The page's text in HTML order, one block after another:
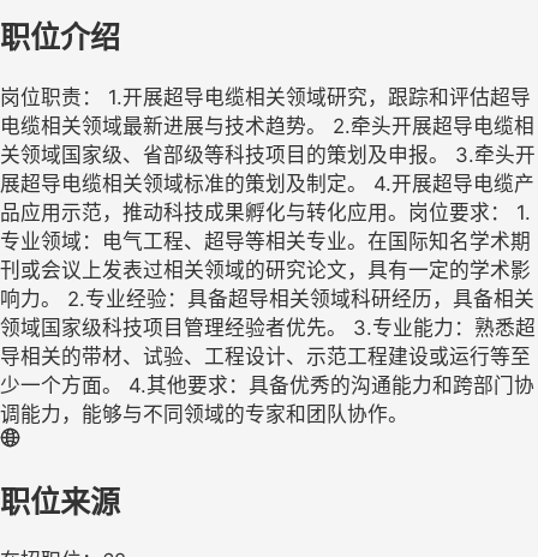
职位介绍
岗位职责： 1.开展超导电缆相关领域研究，跟踪和评估超导
电缆相关领域最新进展与技术趋势。 2.牵头开展超导电缆相
关领域国家级、省部级等科技项目的策划及申报。 3.牵头开
展超导电缆相关领域标准的策划及制定。 4.开展超导电缆产
品应用示范，推动科技成果孵化与转化应用。岗位要求： 1.
专业领域：电气工程、超导等相关专业。在国际知名学术期
刊或会议上发表过相关领域的研究论文，具有一定的学术影
响力。 2.专业经验：具备超导相关领域科研经历，具备相关
领域国家级科技项目管理经验者优先。 3.专业能力：熟悉超
导相关的带材、试验、工程设计、示范工程建设或运行等至
少一个方面。 4.其他要求：具备优秀的沟通能力和跨部门协
调能力，能够与不同领域的专家和团队协作。
职位来源